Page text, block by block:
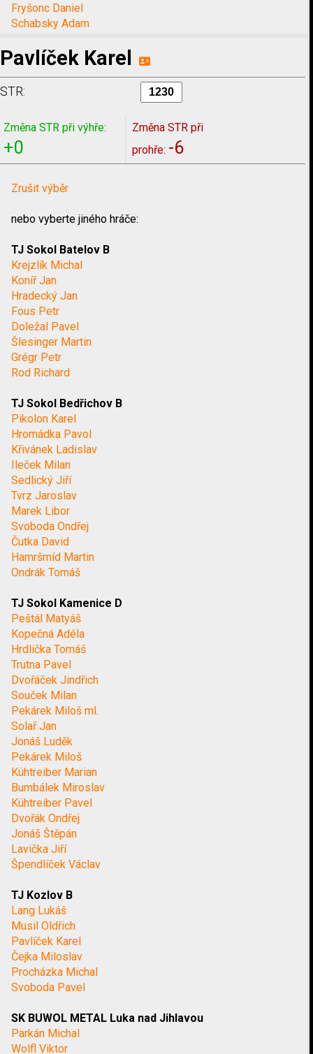
Fryšonc Daniel
Schabsky Adam
Pavlíček Karel
STR:
Změna STR při výhře:
+0
Změna STR při
prohře: -6
Zrušit výběr
nebo vyberte jiného hráče:
TJ Sokol Batelov B
Krejzlík Michal
Koníř Jan
Hradecký Jan
Fous Petr
Doležal Pavel
Šlesinger Martin
Grégr Petr
Rod Richard
TJ Sokol Bedřichov B
Pikolon Karel
Hromádka Pavol
Křivánek Ladislav
Ileček Milan
Sedlický Jiří
Tvrz Jaroslav
Marek Libor
Svoboda Ondřej
Čutka David
Hamršmíd Martin
Ondrák Tomáš
TJ Sokol Kamenice D
Peštál Matyáš
Kopečná Adéla
Hrdlička Tomáš
Trutna Pavel
Dvořáček Jindřich
Souček Milan
Pekárek Miloš ml.
Solař Jan
Jonáš Luděk
Pekárek Miloš
Kühtreiber Marian
Bumbálek Miroslav
Kühtreiber Pavel
Dvořák Ondřej
Jonáš Štěpán
Lavička Jiří
Špendlíček Václav
TJ Kozlov B
Lang Lukáš
Musil Oldřich
Pavlíček Karel
Čejka Miloslav
Procházka Michal
Svoboda Pavel
SK BUWOL METAL Luka nad Jihlavou
Parkán Michal
Wolfl Viktor